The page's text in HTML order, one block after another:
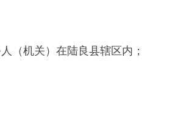
（机关）在陆良县辖区内；